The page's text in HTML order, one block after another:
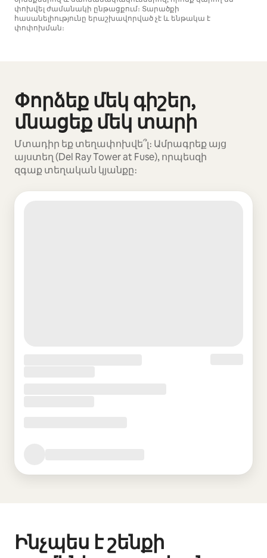
փոխվել ժամանակի ընթացքում։ Տարածքի
հասանելիությունը երաշխավորված չէ և ենթակա է
փոփոխման։
Փորձեք մեկ գիշեր,
մնացեք մեկ տարի
Մտադիր եք տեղափոխվե՞լ։ Ամրագրեք այց
այստեղ (Del Ray Tower at Fuse), որպեսզի
զգաք տեղական կյանքը։
Ցուցադրվում է 0 տարր՝ 0-ից
Ինչպես է շենքի